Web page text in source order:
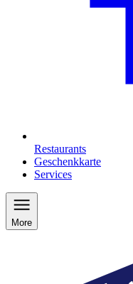
Restaurants
Geschenkkarte
Services
More